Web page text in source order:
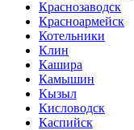
Краснозаводск
Красноармейск
Котельники
Клин
Кашира
Камышин
Кызыл
Кисловодск
Каспийск